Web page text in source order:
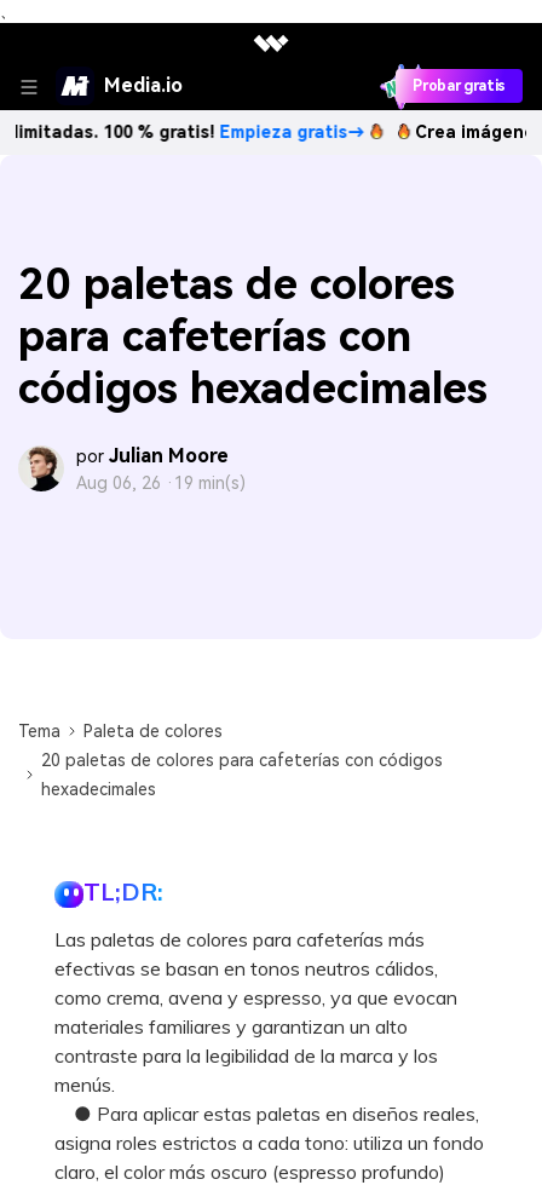
、
Media.io Probar gratis
100 % gratis! Empieza gratis→ Crea imágenes IA
20 paletas de colores
para cafeterías con
códigos hexadecimales
por Julian Moore
Aug 06, 26 · 19 min(s)
Tema
Paleta de colores
20 paletas de colores para cafeterías con códigos
hexadecimales
TL;DR:
Las paletas de colores para cafeterías más
efectivas se basan en tonos neutros cálidos,
como crema, avena y espresso, ya que evocan
materiales familiares y garantizan un alto
contraste para la legibilidad de la marca y los
menús.
● Para aplicar estas paletas en diseños reales,
asigna roles estrictos a cada tono: utiliza un fondo
claro, el color más oscuro (espresso profundo)